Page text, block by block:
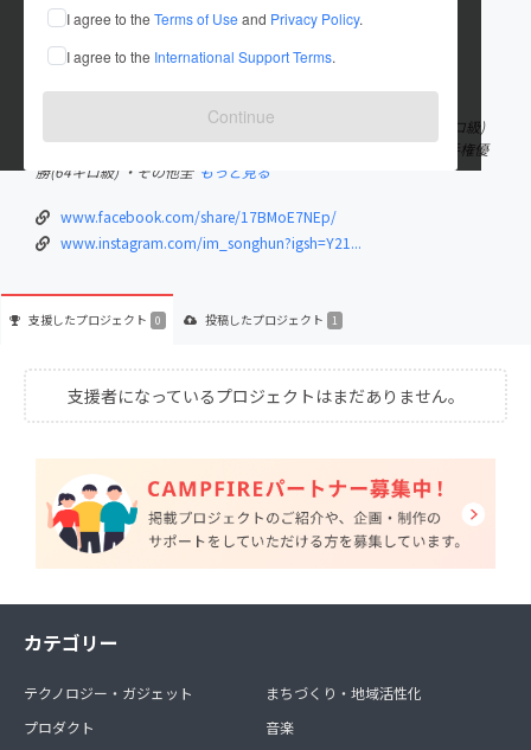
I agree to the Terms of Use and Privacy Policy.
I agree to the International Support Terms.
Continue
これまでに1件のプロジェクトを投稿しています
在住国：日本 現在地：東京都
出身国：朝鮮民主主義人民共和国
【主な競技成績】 120戦75勝45敗 ・全日本選手権３位(80・85キロ級)
・全日本社会人選手権優勝2回(75・85キロ級) ・全日本実業団選手権優
勝(64キロ級) ・その他全 もっと見る
www.facebook.com/share/17BMoE7NEp/
www.instagram.com/im_songhun?igsh=Y21...
支援したプロジェクト 0 投稿したプロジェクト 1
支援者になっているプロジェクトはまだありません。
カテゴリー
テクノロジー・ガジェット
プロダクト
まちづくり・地域活性化
音楽